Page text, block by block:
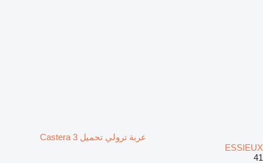
عربة ترولي تحميل Castera 3
ESSIEUX
41